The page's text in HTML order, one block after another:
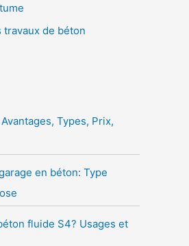
de béton
Types, Prix,
en béton: Type
fluide S4? Usages et